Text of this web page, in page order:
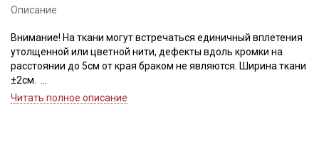
Описание
Внимание! На ткани могут встречаться единичный вплетения
утолщенной или цветной нити, дефекты вдоль кромки на
расстоянии до 5см от края браком не являются. Ширина ткани
±2см.
Ткань при продаже отрываем по нитке, для исключения
Читать полное описание